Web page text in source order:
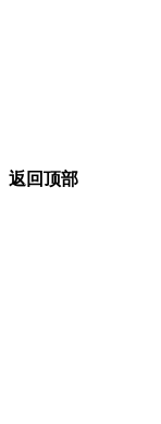
返回顶部